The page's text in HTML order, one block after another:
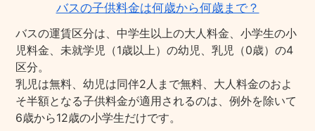
バスの子供料金は何歳から何歳まで？
バスの運賃区分は、中学生以上の大人料金、小学生の小
児料金、未就学児（1歳以上）の幼児、乳児（0歳）の4
区分。
乳児は無料、幼児は同伴2人まで無料、大人料金のおよ
そ半額となる子供料金が適用されるのは、例外を除いて
6歳から12歳の小学生だけです。